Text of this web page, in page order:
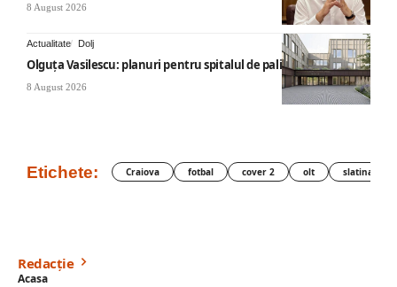
8 August 2026
Actualitate Dolj
Olguța Vasilescu: planuri pentru spitalul de paliație
8 August 2026
Etichete: Craiova fotbal cover 2 olt slatina
Redacție
Acasa